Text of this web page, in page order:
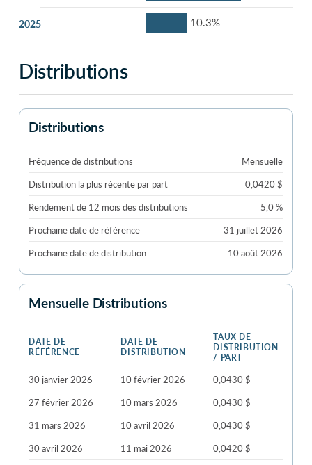
10.3%
2025
Distributions
Distributions
Fréquence de distributions
Mensuelle
Distribution la plus récente par part
0,0420 $
Rendement de 12 mois des distributions
5,0 %
Prochaine date de référence
31 juillet 2026
Prochaine date de distribution
10 août 2026
Mensuelle Distributions
DATE DE
RÉFÉRENCE
DATE DE
DISTRIBUTION
TAUX DE
DISTRIBUTION
/ PART
30 janvier 2026 10 février 2026
0,0430 $
27 février 2026
10 mars 2026
0,0430 $
31 mars 2026
10 avril 2026
0,0430 $
30 avril 2026
11 mai 2026
0,0420 $